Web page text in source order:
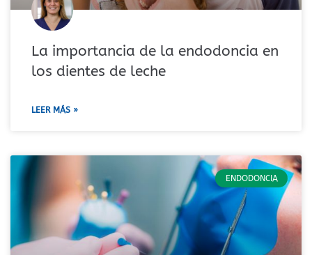
La importancia de la endodoncia en
los dientes de leche
LEER MÁS »
ENDODONCIA